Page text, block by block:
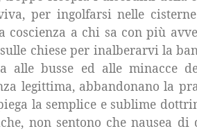
per ingolfarsi nelle
a chi sa con più
chiese per inalberarvi la
busse ed alle minacce
legittima, abbandonano la
la semplice e sublime
non sentono che nausea di